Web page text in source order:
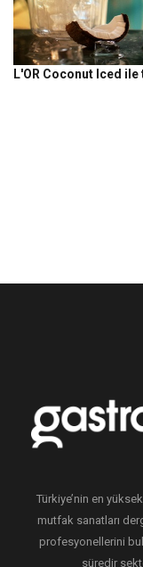
L'OR Coconut Iced
Türkiye’nin en
mutfak sanatları
profesyonellerini
süredir